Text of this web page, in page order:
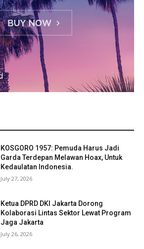
KOSGORO 1957: Pemuda Harus Jadi
Garda Terdepan Melawan Hoax, Untuk
Kedaulatan Indonesia.
July 27, 2026
Ketua DPRD DKI Jakarta Dorong
Kolaborasi Lintas Sektor Lewat Program
Jaga Jakarta
July 26, 2026